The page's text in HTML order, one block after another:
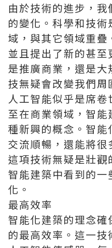
由於技術的進步，
的變化。科學和技
域，與其它領域重疊
並且提出了新的甚
是推廣商業，還是
技無疑會改變我們周
人工智能似乎是席
至在商業領域，智
種新興的概念。智
交流順暢，還能將很
這項技術無疑是壯
智能建築中看到的
化。
最高效率
智能化建築的理念
的最高效率。這一